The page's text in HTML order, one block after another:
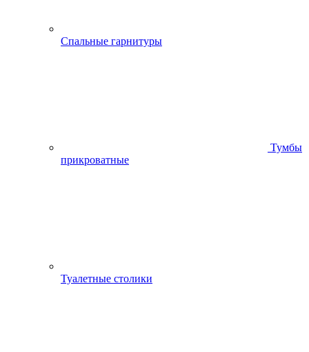
Спальные гарнитуры
Тумбы
прикроватные
Туалетные столики